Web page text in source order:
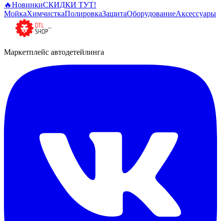
🔥НовинкиСКИДКИ ТУТ!
МойкаХимчисткаПолировкаЗащитаОборудованиеАксессуары
Маркетплейс автодетейлинга